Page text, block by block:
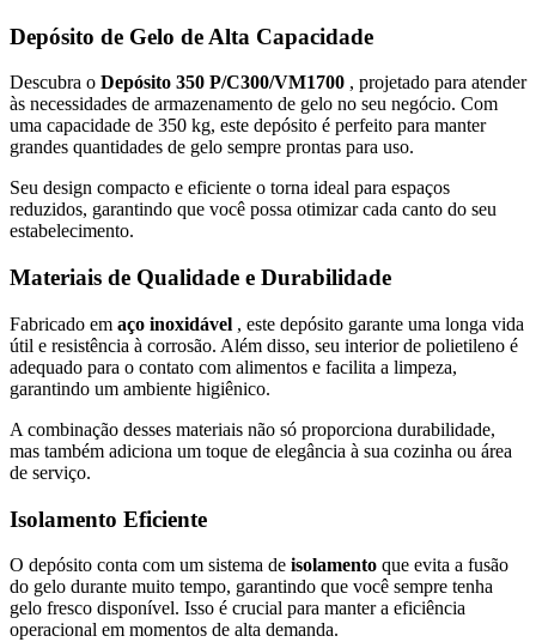
Depósito de Gelo de Alta Capacidade
Descubra o Depósito 350 P/C300/VM1700 , projetado para atender
às necessidades de armazenamento de gelo no seu negócio. Com
uma capacidade de 350 kg, este depósito é perfeito para manter
grandes quantidades de gelo sempre prontas para uso.
Seu design compacto e eficiente o torna ideal para espaços
reduzidos, garantindo que você possa otimizar cada canto do seu
estabelecimento.
Materiais de Qualidade e Durabilidade
Fabricado em aço inoxidável , este depósito garante uma longa vida
útil e resistência à corrosão. Além disso, seu interior de polietileno é
adequado para o contato com alimentos e facilita a limpeza,
garantindo um ambiente higiênico.
A combinação desses materiais não só proporciona durabilidade,
mas também adiciona um toque de elegância à sua cozinha ou área
de serviço.
Isolamento Eficiente
O depósito conta com um sistema de isolamento que evita a fusão
do gelo durante muito tempo, garantindo que você sempre tenha
gelo fresco disponível. Isso é crucial para manter a eficiência
operacional em momentos de alta demanda.